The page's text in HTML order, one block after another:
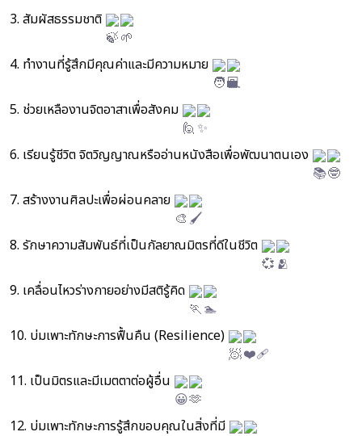
3. สัมผัสธรรมชาติ
4. ทำงานที่รู้สึกมีคุณค่าและมีความหมาย
5. ช่วยเหลืองานจิตอาสาเพื่อสังคม
6. เรียนรู้ชีวิต จิตวิญญาณหรืออ่านหนังสือเพื่อพัฒนาตนเอง
7. สร้างงานศิลปะเพื่อผ่อนคลาย
8. รักษาความสัมพันธ์ที่เป็นกัลยาณมิตรที่ดีในชีวิต
9. เคลื่อนไหวร่างกายอย่างมีสติรู้คิด
10. บ่มเพาะทักษะการฟื้นคืน (Resilience)
11. เป็นมิตรและมีเมตตาต่อผู้อื่น
12. บ่มเพาะทักษะการรู้สึกขอบคุณในสิ่งที่มี